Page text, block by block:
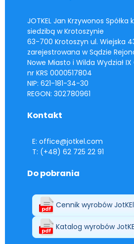
JOTKEL Jan Krzywonos
siedzibą w Krotoszynie
63-700 Krotoszyn ul. Wiejska
zarejestrowana w Sądzie
Nowe Miasto i Wilda Wydział
nr KRS 0000517804
NIP: 621-181-34-30
REGON: 302780961
Kontakt
E: office@jotkel.com
T: (+48) 62 725 22 91
Do pobrania
Cennik wyrobów JotKEl
Katalog wyrobów